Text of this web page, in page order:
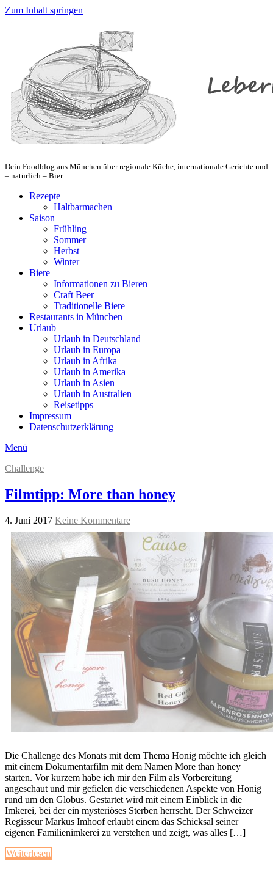
Zum Inhalt springen
Dein Foodblog aus München über regionale Küche, internationale Gerichte und
– natürlich – Bier
Rezepte
Haltbarmachen
Saison
Frühling
Sommer
Herbst
Winter
Biere
Informationen zu Bieren
Craft Beer
Traditionelle Biere
Restaurants in München
Urlaub
Urlaub in Deutschland
Urlaub in Europa
Urlaub in Afrika
Urlaub in Amerika
Urlaub in Asien
Urlaub in Australien
Reisetipps
Impressum
Datenschutzerklärung
Menü
Challenge
Filmtipp: More than honey
4. Juni 2017 Keine Kommentare
Die Challenge des Monats mit dem Thema Honig möchte ich gleich
mit einem Dokumentarfilm mit dem Namen More than honey
starten. Vor kurzem habe ich mir den Film als Vorbereitung
angeschaut und mir gefielen die verschiedenen Aspekte von Honig
rund um den Globus. Gestartet wird mit einem Einblick in die
Imkerei, bei der ein mysteriöses Sterben herrscht. Der Schweizer
Regisseur Markus Imhoof erlaubt einem das Schicksal seiner
eigenen Familienimkerei zu verstehen und zeigt, was alles […]
Weiterlesen